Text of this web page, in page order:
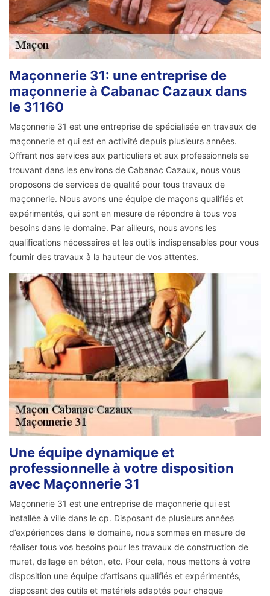
Maçonnerie 31: une entreprise de
maçonnerie à Cabanac Cazaux dans
le 31160
Maçonnerie 31 est une entreprise de spécialisée en travaux de
maçonnerie et qui est en activité depuis plusieurs années.
Offrant nos services aux particuliers et aux professionnels se
trouvant dans les environs de Cabanac Cazaux, nous vous
proposons de services de qualité pour tous travaux de
maçonnerie. Nous avons une équipe de maçons qualifiés et
expérimentés, qui sont en mesure de répondre à tous vos
besoins dans le domaine. Par ailleurs, nous avons les
qualifications nécessaires et les outils indispensables pour vous
fournir des travaux à la hauteur de vos attentes.
Une équipe dynamique et
professionnelle à votre disposition
avec Maçonnerie 31
Maçonnerie 31 est une entreprise de maçonnerie qui est
installée à ville dans le cp. Disposant de plusieurs années
d’expériences dans le domaine, nous sommes en mesure de
réaliser tous vos besoins pour les travaux de construction de
muret, dallage en béton, etc. Pour cela, nous mettons à votre
disposition une équipe d’artisans qualifiés et expérimentés,
disposant des outils et matériels adaptés pour chaque